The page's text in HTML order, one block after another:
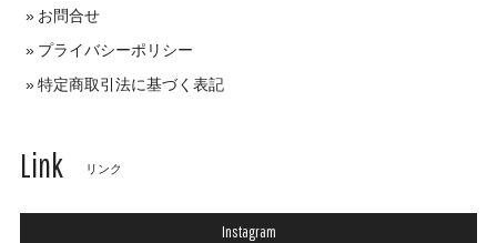
お問合せ
プライバシーポリシー
特定商取引法に基づく表記
Link リンク
Instagram